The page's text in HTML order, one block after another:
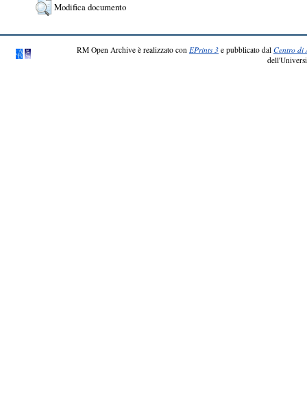
Modifica documento
RM Open Archive è realizzato con EPrints 3 e pubblicato dal Centro di